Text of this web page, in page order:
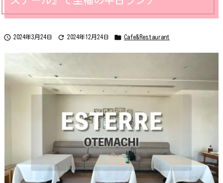
 2024年3月24日  2024年12月24日  Cafe&Restaurant